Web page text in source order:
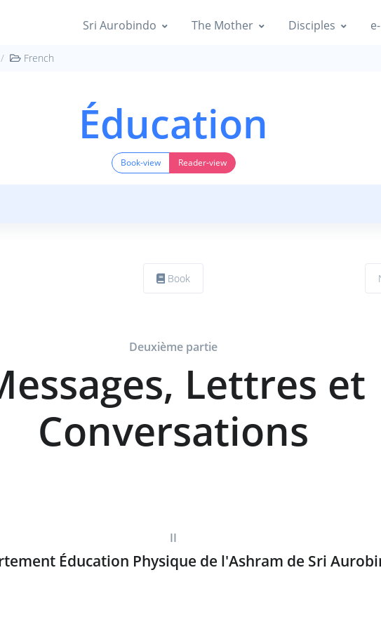
Sri Aurobindo The Mother Disciples
French
Éducation
Book-view Reader-view
Book
Deuxième partie
Lettres et
Conversations
II
Éducation Physique de l'Ashram de Sri